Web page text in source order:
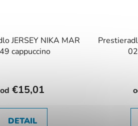
JERSEY NIKA MAR
cappuccino
od €15,01
DETAIL